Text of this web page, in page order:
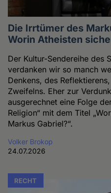
Die Irrtümer des
Worin Atheisten
Der Kultur-Sendereihe des
verdanken wir so manch
Denkens, des
Zweifelns. Eher zur
ausgerechnet eine Folge
Religion“ mit dem Titel
Markus Gabriel?“.
Volker Brokop
24.07.2026
RECHT